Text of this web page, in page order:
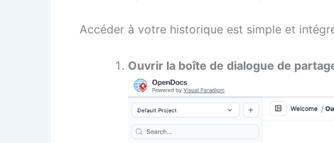
Accéder à votre historique est simple et
Ouvrir la boîte de dialogue de